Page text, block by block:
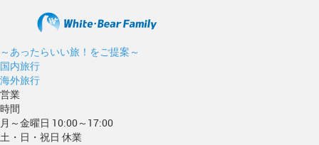
～あったらいい旅！をご提案～
国内旅行
海外旅行
営業
時間
月～金曜日 10:00～17:00
土・日・祝日 休業